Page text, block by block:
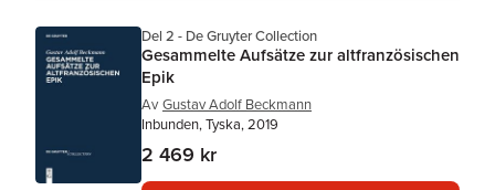
Del 2 - De Gruyter Collection
Gesammelte Aufsätze zur altfranzösischen
Epik
Av Gustav Adolf Beckmann
Inbunden, Tyska, 2019
2 469 kr